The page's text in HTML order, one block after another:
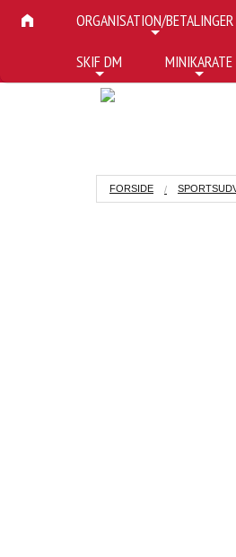
ORGANISATION/BETALINGER
+
SKIF DM MINIKARATE
FORSIDE